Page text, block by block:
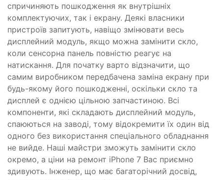
спричиняють пошкодження як внутрішніх
комплектуючих, так і екрану. Деякі власники
пристроїв запитують, навіщо змінювати весь
дисплейний модуль, якщо можна замінити скло,
коли сенсорна панель повністю реагує на
натискання. Для початку варто відзначити, що
самим виробником передбачена заміна екрану при
будь-якому його пошкодженні, оскільки скло та
дисплей є однією цільною запчастиною. Всі
компоненти, які складають дисплейний модуль,
спаюються на заводі, тому відокремити їх один від
одного без використання спеціального обладнання
не вийде. Наші майстри зможуть замінити скло
окремо, а ціни на ремонт iPhone 7 Вас приємно
здивують. Інженер, що має багаторічний досвід,